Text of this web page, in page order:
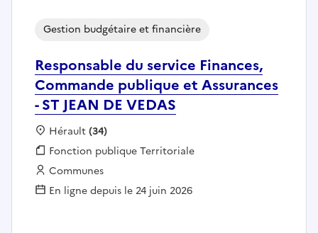
Responsable du service Finances,
Commande publique et Assurances
- ST JEAN DE VEDAS
Gestion budgétaire et financière
Localisation :
Hérault(34)
Fonction publique :
Fonction publique Territoriale
Employeur :
Communes
En ligne depuis le 24 juin 2026